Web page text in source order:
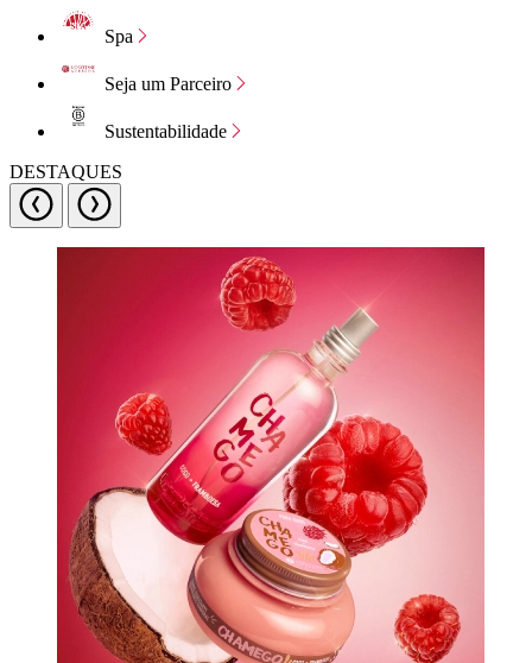
Spa
Seja um Parceiro
Sustentabilidade
DESTAQUES